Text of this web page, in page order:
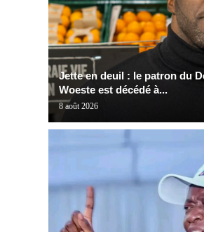
Jette en deuil : le patron du
Woeste est décédé à...
8 août 2026